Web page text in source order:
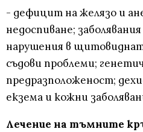
- дефицит на желязо и
недоспиване;
нарушения в
съдови проблеми;
предразположеност;
екзема и кожни
Лечение на тъмните